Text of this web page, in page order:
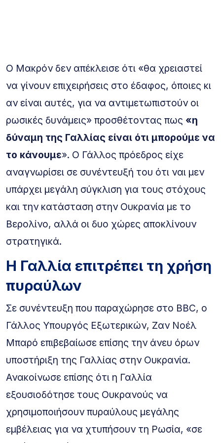
Ο Μακρόν δεν απέκλεισε ότι «θα χρειαστεί
να γίνουν επιχειρήσεις στο έδαφος, όποιες κι
αν είναι αυτές, για να αντιμετωπιστούν οι
ρωσικές δυνάμεις» προσθέτοντας πως «η
δύναμη της Γαλλίας είναι ότι μπορούμε να
το κάνουμε». Ο Γάλλος πρόεδρος είχε
αναγνωρίσει σε συνέντευξή του ότι ναι μεν
υπάρχει μεγάλη σύγκλιση για τους στόχους
και την κατάσταση στην Ουκρανία με το
Βερολίνο, αλλά οι δυο χώρες αποκλίνουν
στρατηγικά.
Η Γαλλία επιτρέπει τη χρήση
πυραύλων
Σε συνέντευξη που παραχώρησε στο BBC, ο
Γάλλος Υπουργός Εξωτερικών, Ζαν Νοέλ
Μπαρό επιβεβαίωσε επίσης την άνευ όρων
υποστήριξη της Γαλλίας στην Ουκρανία.
Ανακοίνωσε επίσης ότι η Γαλλία
εξουσιοδότησε τους Ουκρανούς να
χρησιμοποιήσουν πυραύλους μεγάλης
εμβέλειας για να χτυπήσουν τη Ρωσία, «σε